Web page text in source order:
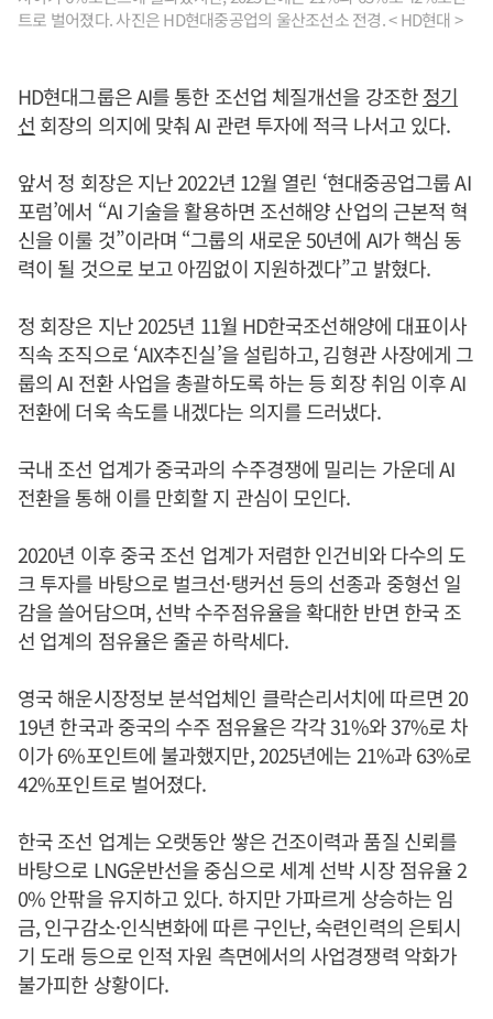
트로 벌어졌다. 사진은 HD현대중공업의 울산조선소 전경. < HD현대 >
HD현대그룹은 AI를 통한 조선업 체질개선을 강조한정기
선 회장의 의지에 맞춰 AI 관련 투자에 적극 나서고 있다.
앞서 정 회장은 지난 2022년 12월 열린 ‘현대중공업그룹 AI
포럼’에서 “AI 기술을 활용하면 조선해양 산업의 근본적 혁
신을 이룰 것”이라며 “그룹의 새로운 50년에 AI가 핵심 동
력이 될 것으로 보고 아낌없이 지원하겠다”고 밝혔다.
정 회장은 지난 2025년 11월 HD한국조선해양에 대표이사
직속 조직으로 ‘AIX추진실’을 설립하고, 김형관 사장에게 그
룹의 AI 전환 사업을 총괄하도록 하는 등 회장 취임 이후 AI
전환에 더욱 속도를 내겠다는 의지를 드러냈다.
국내 조선 업계가 중국과의 수주경쟁에 밀리는 가운데 AI
전환을 통해 이를 만회할 지 관심이 모인다.
2020년 이후 중국 조선 업계가 저렴한 인건비와 다수의 도
크 투자를 바탕으로 벌크선·탱커선 등의 선종과 중형선 일
감을 쓸어담으며, 선박 수주점유율을 확대한 반면 한국 조
선 업계의 점유율은 줄곧 하락세다.
영국 해운시장정보 분석업체인 클락슨리서치에 따르면 20
19년 한국과 중국의 수주 점유율은 각각 31%와 37%로 차
이가 6%포인트에 불과했지만, 2025년에는 21%과 63%로
42%포인트로 벌어졌다.
한국 조선 업계는 오랫동안 쌓은 건조이력과 품질 신뢰를
바탕으로 LNG운반선을 중심으로 세계 선박 시장 점유율 2
0% 안팎을 유지하고 있다. 하지만 가파르게 상승하는 임
금, 인구감소·인식변화에 따른 구인난, 숙련인력의 은퇴시
기 도래 등으로 인적 자원 측면에서의 사업경쟁력 악화가
불가피한 상황이다.